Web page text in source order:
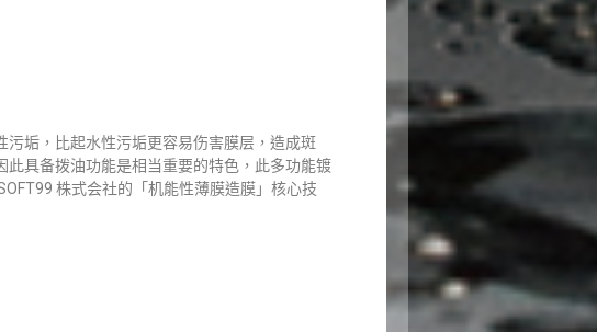
污垢，比起水性污垢更容易伤害膜层，造成斑
此具备拨油功能是相当重要的特色，此多功能镀
株式会社的「机能性薄膜造膜」核心技